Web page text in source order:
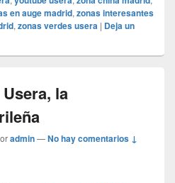
en auge madrid, zonas interesantes
, zonas verdes usera | Deja un
la
admin—No hay comentarios ↓